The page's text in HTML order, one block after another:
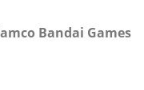
Bandai Games